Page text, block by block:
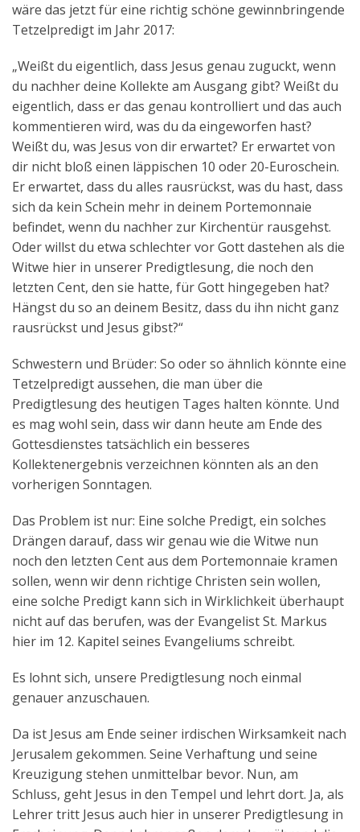
wäre das jetzt für eine richtig schöne gewinnbringende
Tetzelpredigt im Jahr 2017:
„Weißt du eigentlich, dass Jesus genau zuguckt, wenn
du nachher deine Kollekte am Ausgang gibt? Weißt du
eigentlich, dass er das genau kontrolliert und das auch
kommentieren wird, was du da eingeworfen hast?
Weißt du, was Jesus von dir erwartet? Er erwartet von
dir nicht bloß einen läppischen 10 oder 20-Euroschein.
Er erwartet, dass du alles rausrückst, was du hast, dass
sich da kein Schein mehr in deinem Portemonnaie
befindet, wenn du nachher zur Kirchentür rausgehst.
Oder willst du etwa schlechter vor Gott dastehen als die
Witwe hier in unserer Predigtlesung, die noch den
letzten Cent, den sie hatte, für Gott hingegeben hat?
Hängst du so an deinem Besitz, dass du ihn nicht ganz
rausrückst und Jesus gibst?“
Schwestern und Brüder: So oder so ähnlich könnte eine
Tetzelpredigt aussehen, die man über die
Predigtlesung des heutigen Tages halten könnte. Und
es mag wohl sein, dass wir dann heute am Ende des
Gottesdienstes tatsächlich ein besseres
Kollektenergebnis verzeichnen könnten als an den
vorherigen Sonntagen.
Das Problem ist nur: Eine solche Predigt, ein solches
Drängen darauf, dass wir genau wie die Witwe nun
noch den letzten Cent aus dem Portemonnaie kramen
sollen, wenn wir denn richtige Christen sein wollen,
eine solche Predigt kann sich in Wirklichkeit überhaupt
nicht auf das berufen, was der Evangelist St. Markus
hier im 12. Kapitel seines Evangeliums schreibt.
Es lohnt sich, unsere Predigtlesung noch einmal
genauer anzuschauen.
Da ist Jesus am Ende seiner irdischen Wirksamkeit nach
Jerusalem gekommen. Seine Verhaftung und seine
Kreuzigung stehen unmittelbar bevor. Nun, am
Schluss, geht Jesus in den Tempel und lehrt dort. Ja, als
Lehrer tritt Jesus auch hier in unserer Predigtlesung in